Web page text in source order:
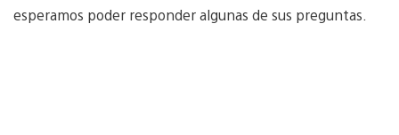
esperamos poder responder algunas de sus preguntas.